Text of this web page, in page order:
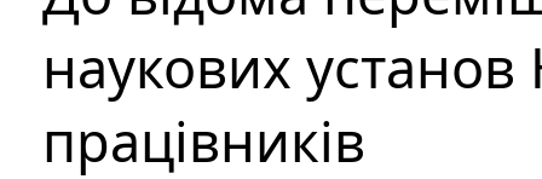
наукових установ
працівників